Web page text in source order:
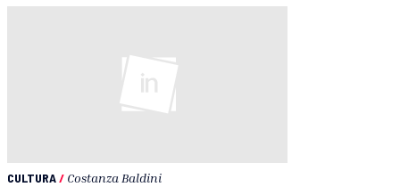
CULTURA/ Costanza Baldini